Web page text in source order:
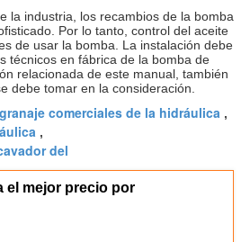
la industria, los recambios de la bomba
Por lo tanto, control del aceite
de usar la bomba. La instalación debe
técnicos en fábrica de la bomba de
relacionada de este manual, también
debe tomar en la consideración.
comerciales de la hidráulica ,
,
del
el mejor precio por